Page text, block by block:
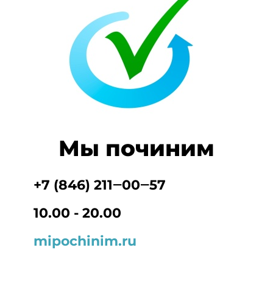
Мы починим
+7 (846) 211‒00‒57
10.00 - 20.00
mipochinim.ru